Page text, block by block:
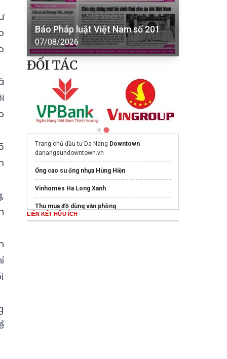
Báo Pháp luật Việt Nam số 201
07/08/2026
ĐỐI TÁC
Trang chủ đầu tư Da Nang Downtown
danangsundowntown.vn
Ống cao su ống nhựa Hùng Hiền
Vinhomes Ha Long Xanh
Thu mua đồ dùng văn phòng
LIÊN KẾT HỮU ÍCH